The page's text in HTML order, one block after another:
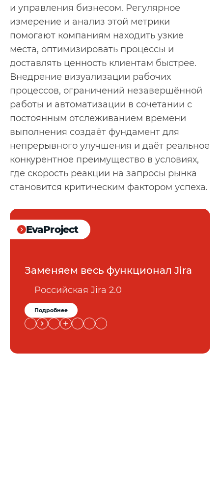
и управления бизнесом. Регулярное
измерение и анализ этой метрики
помогают компаниям находить узкие
места, оптимизировать процессы и
доставлять ценность клиентам быстрее.
Внедрение визуализации рабочих
процессов, ограничений незавершённой
работы и автоматизации в сочетании с
постоянным отслеживанием времени
выполнения создаёт фундамент для
непрерывного улучшения и даёт реальное
конкурентное преимущество в условиях,
где скорость реакции на запросы рынка
становится критическим фактором успеха.
EvaProject
Заменяем весь функционал Jira
Российская Jira 2.0
Подробнее